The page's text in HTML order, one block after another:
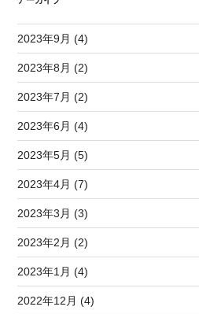
2023年9月 (4)
2023年8月 (2)
2023年7月 (2)
2023年6月 (4)
2023年5月 (5)
2023年4月 (7)
2023年3月 (3)
2023年2月 (2)
2023年1月 (4)
2022年12月 (4)